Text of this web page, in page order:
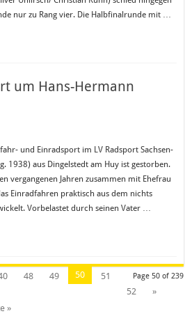
nur zu Rang vier. Die Halbfinalrunde mit …
um Hans-Hermann
und Einradsport im LV Radsport Sachsen-
1938) aus Dingelstedt am Huy ist gestorben.
vergangenen Jahren zusammen mit Ehefrau
Einradfahren praktisch aus dem nichts
Vorbelastet durch seinen Vater …
Page 50 of 239
48 49 50
51
52
»
»